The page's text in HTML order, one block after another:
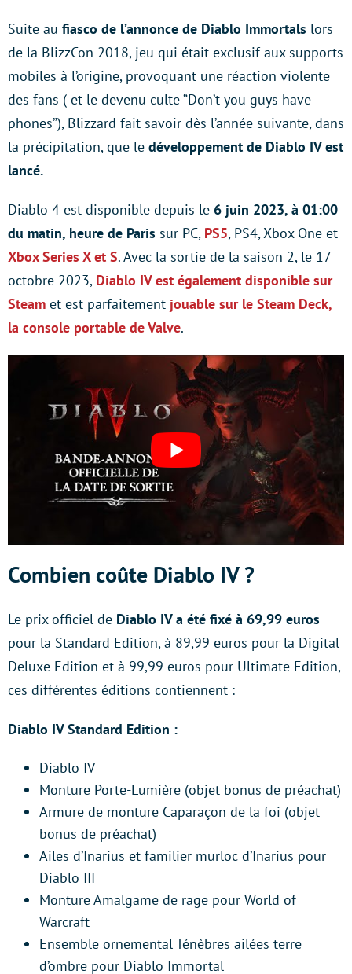
Suite au fiasco de l’annonce de Diablo Immortals lors
de la BlizzCon 2018, jeu qui était exclusif aux supports
mobiles à l’origine, provoquant une réaction violente
des fans ( et le devenu culte “Don’t you guys have
phones”), Blizzard fait savoir dès l’année suivante, dans
la précipitation, que le développement de Diablo IV est
lancé.
Diablo 4 est disponible depuis le 6 juin 2023, à 01:00
du matin, heure de Paris sur PC, PS5, PS4, Xbox One et
Xbox Series X et S. Avec la sortie de la saison 2, le 17
octobre 2023, Diablo IV est également disponible sur
Steam et est parfaitement jouable sur le Steam Deck,
la console portable de Valve.
Combien coûte Diablo IV ?
Le prix officiel de Diablo IV a été fixé à 69,99 euros
pour la Standard Edition, à 89,99 euros pour la Digital
Deluxe Edition et à 99,99 euros pour Ultimate Edition,
ces différentes éditions contiennent :
Diablo IV Standard Edition :
Diablo IV
Monture Porte-Lumière (objet bonus de préachat)
Armure de monture Caparaçon de la foi (objet
bonus de préachat)
Ailes d’Inarius et familier murloc d’Inarius pour
Diablo III
Monture Amalgame de rage pour World of
Warcraft
Ensemble ornemental Ténèbres ailées terre
d’ombre pour Diablo Immortal